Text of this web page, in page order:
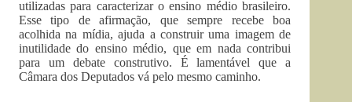
utilizadas para caracterizar o ensino médio brasileiro.
Esse tipo de afirmação, que sempre recebe boa
acolhida na mídia, ajuda a construir uma imagem de
inutilidade do ensino médio, que em nada contribui
para um debate construtivo. É lamentável que a
Câmara dos Deputados vá pelo mesmo caminho.